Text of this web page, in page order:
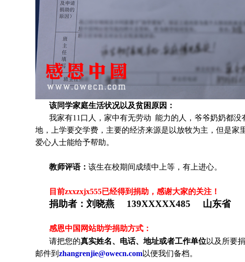
该同学家庭生活状况以及贫困原因：
我家有11口人，家中有无劳动 能力的人，爷爷奶奶都
地，上学要交学费，主要的经济来源是以放牧为主，但是家
爱心人士能给予帮助。
教师评语： 该生在校期间成绩中上等，有上进心。
目前zxxzxjx555已经得到捐助，感谢大家的关注！
捐助者： 刘晓燕 139XXXXX485 山东省
感恩中国网站助学捐助方式：
请把您的真实姓名、电话、地址或者工作单位以及所要
邮件到 zhangrenjie@owecn.com以便我们备档。